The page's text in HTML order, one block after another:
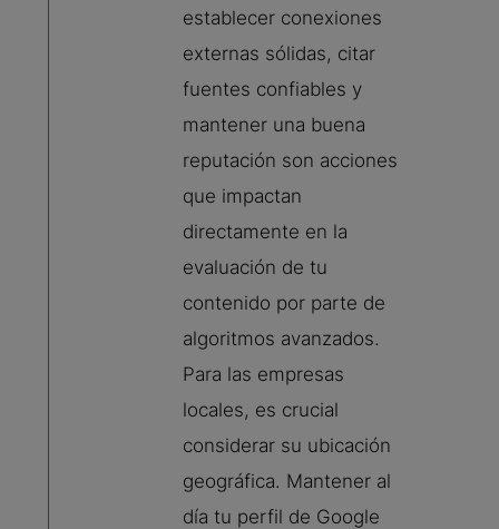
establecer conexiones
externas sólidas, citar
fuentes confiables y
mantener una buena
reputación son acciones
que impactan
directamente en la
evaluación de tu
contenido por parte de
algoritmos avanzados.
Para las empresas
locales, es crucial
considerar su ubicación
geográfica. Mantener al
día tu perfil de Google